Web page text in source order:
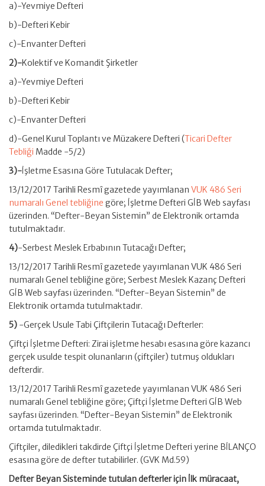
a)-Yevmiye Defteri
b)-Defteri Kebir
c)-Envanter Defteri
2)-Kolektif ve Komandit Şirketler
a)-Yevmiye Defteri
b)-Defteri Kebir
c)-Envanter Defteri
d)-Genel Kurul Toplantı ve Müzakere Defteri (Ticari Defter
Tebliği Madde -5/2)
3)-İşletme Esasına Göre Tutulacak Defter;
13/12/2017 Tarihli Resmî gazetede yayımlanan VUK 486 Seri
numaralı Genel tebliğine göre; İşletme Defteri GİB Web sayfası
üzerinden. “Defter-Beyan Sistemin” de Elektronik ortamda
tutulmaktadır.
4)-Serbest Meslek Erbabının Tutacağı Defter;
13/12/2017 Tarihli Resmî gazetede yayımlanan VUK 486 Seri
numaralı Genel tebliğine göre; Serbest Meslek Kazanç Defteri
GİB Web sayfası üzerinden. “Defter-Beyan Sistemin” de
Elektronik ortamda tutulmaktadır.
5) -Gerçek Usule Tabi Çiftçilerin Tutacağı Defterler:
Çiftçi İşletme Defteri: Zirai işletme hesabı esasına göre kazancı
gerçek usulde tespit olunanların (çiftçiler) tutmuş oldukları
defterdir.
13/12/2017 Tarihli Resmî gazetede yayımlanan VUK 486 Seri
numaralı Genel tebliğine göre; Çiftçi İşletme Defteri GİB Web
sayfası üzerinden. “Defter-Beyan Sistemin” de Elektronik
ortamda tutulmaktadır.
Çiftçiler, diledikleri takdirde Çiftçi İşletme Defteri yerine BİLANÇO
esasına göre de defter tutabilirler. (GVK Md.59)
Defter Beyan Sisteminde tutulan defterler için İlk müracaat,